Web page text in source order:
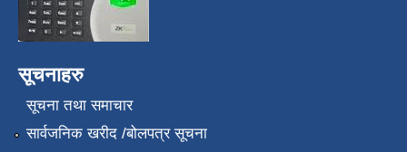
सूचनाहरु
सूचना तथा समाचार
सार्वजनिक खरीद /बोलपत्र सूचना